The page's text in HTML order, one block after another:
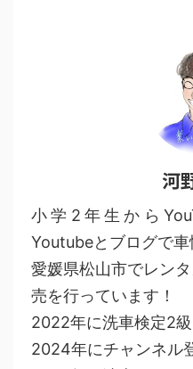
河
小学2年生から
Youtubeとブログで車
愛媛県松山市でレン
売を行っています！
2022年に洗車検定2級
2024年にチャンネル